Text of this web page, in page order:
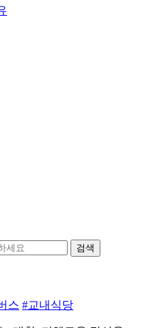
검색
스 #교내식당